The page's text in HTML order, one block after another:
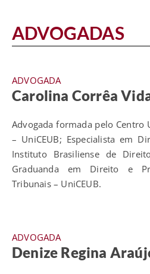
ADVOGADAS
ADVOGADA
Carolina Corrêa
Advogada formada pelo Centro
– UniCEUB; Especialista em
Instituto Brasiliense de
Graduanda em Direito e
Tribunais – UniCEUB.
ADVOGADA
Denize Regina